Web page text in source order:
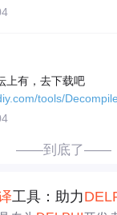
上有，去下载吧
tools/
——到底了——
工具：助力